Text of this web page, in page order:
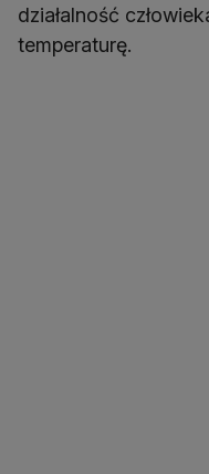
działalność
temperaturę.